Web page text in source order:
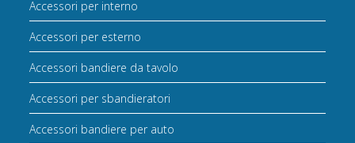
Accessori per interno
Accessori per esterno
Accessori bandiere da tavolo
Accessori per sbandieratori
Accessori bandiere per auto